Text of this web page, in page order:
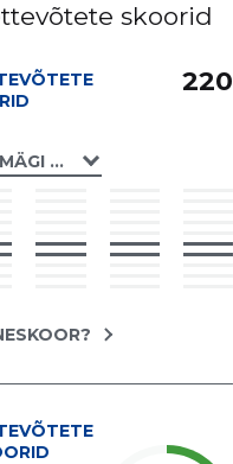
skoorid
FIE
220